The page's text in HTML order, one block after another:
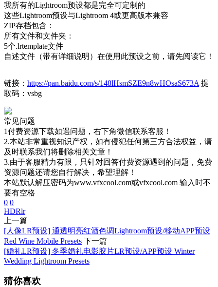
我所有的Lightroom预设都是完全可定制的
这些Lightroom预设与Lightroom 4或更高版本兼容
ZIP存档包含：
所有文件和文件夹：
5个.lrtemplate文件
自述文件（带有详细说明）在使用此预设之前，请先阅读它！
链接： https://pan.baidu.com/s/148lHsmSZE9n8wHOsaS673A 提
取码：vsbg
常见问题
1付费资源下载如遇问题，右下角微信联系客服！
2.本站非常重视知识产权，如有侵犯任何第三方合法权益，请
及时联系我们将删除相关文章！
3.由于客服精力有限，只针对回答付费资源遇到的问题，免费
资源问题还请您自行解决，希望理解！
本站默认解压密码为www.vfxcool.com或vfxcool.com 输入时不
要有空格
0 0
HDRlr
上一篇
[人像LR预设] 通透明亮红酒色调Lightroom预设/移动APP预设
Red Wine Mobile Presets 下一篇
[婚礼LR预设] 冬季婚礼电影胶片LR预设/APP预设 Winter
Wedding Lightroom Presets
猜你喜欢